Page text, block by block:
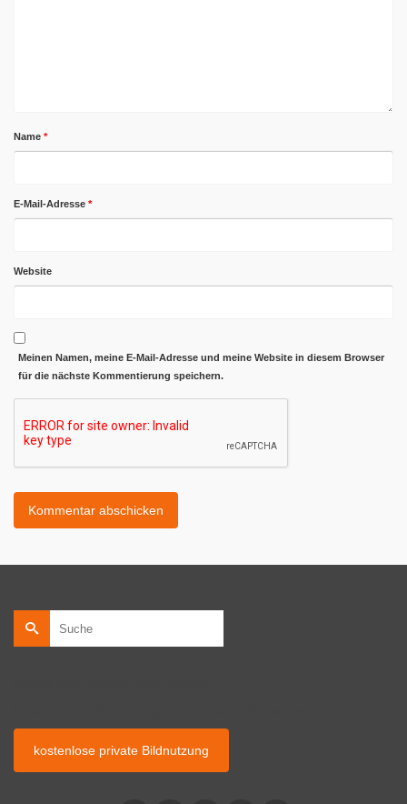
Name *
E-Mail-Adresse *
Website
Meinen Namen, meine E-Mail-Adresse und meine Website in diesem Browser
für die nächste Kommentierung speichern.
nach:
kostenlose private Bildnutzung